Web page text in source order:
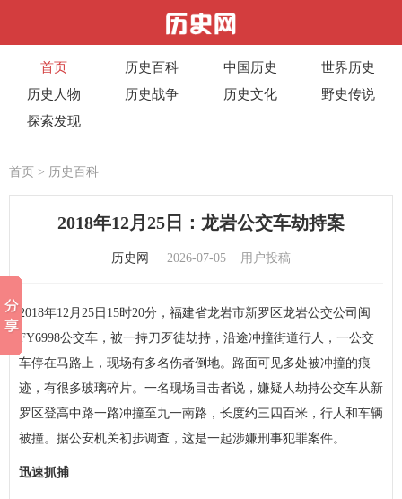
首页 历史百科 中国历史
世界历史
历史人物
历史战争 历史文化
野史传说
探索发现
首页 > 历史百科
2018年12月25日：龙岩公交车劫持案
历史网 2026-07-05 用户投稿
2018年12月25日15时20分，福建省龙岩市新罗区龙岩公交公司闽
FY6998公交车，被一持刀歹徒劫持，沿途冲撞街道行人，一公交
车停在马路上，现场有多名伤者倒地。路面可见多处被冲撞的痕
迹，有很多玻璃碎片。一名现场目击者说，嫌疑人劫持公交车从新
罗区登高中路一路冲撞至九一南路，长度约三四百米，行人和车辆
被撞。据公安机关初步调查，这是一起涉嫌刑事犯罪案件。
迅速抓捕